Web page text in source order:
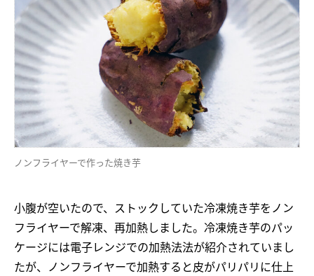
ノンフライヤーで作った焼き芋
小腹が空いたので、ストックしていた冷凍焼き芋をノン
フライヤーで解凍、再加熱しました。冷凍焼き芋のパッ
ケージには電子レンジでの加熱法法が紹介されていまし
たが、ノンフライヤーで加熱すると皮がパリパリに仕上